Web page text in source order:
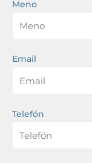
Meno
Email
Telefón